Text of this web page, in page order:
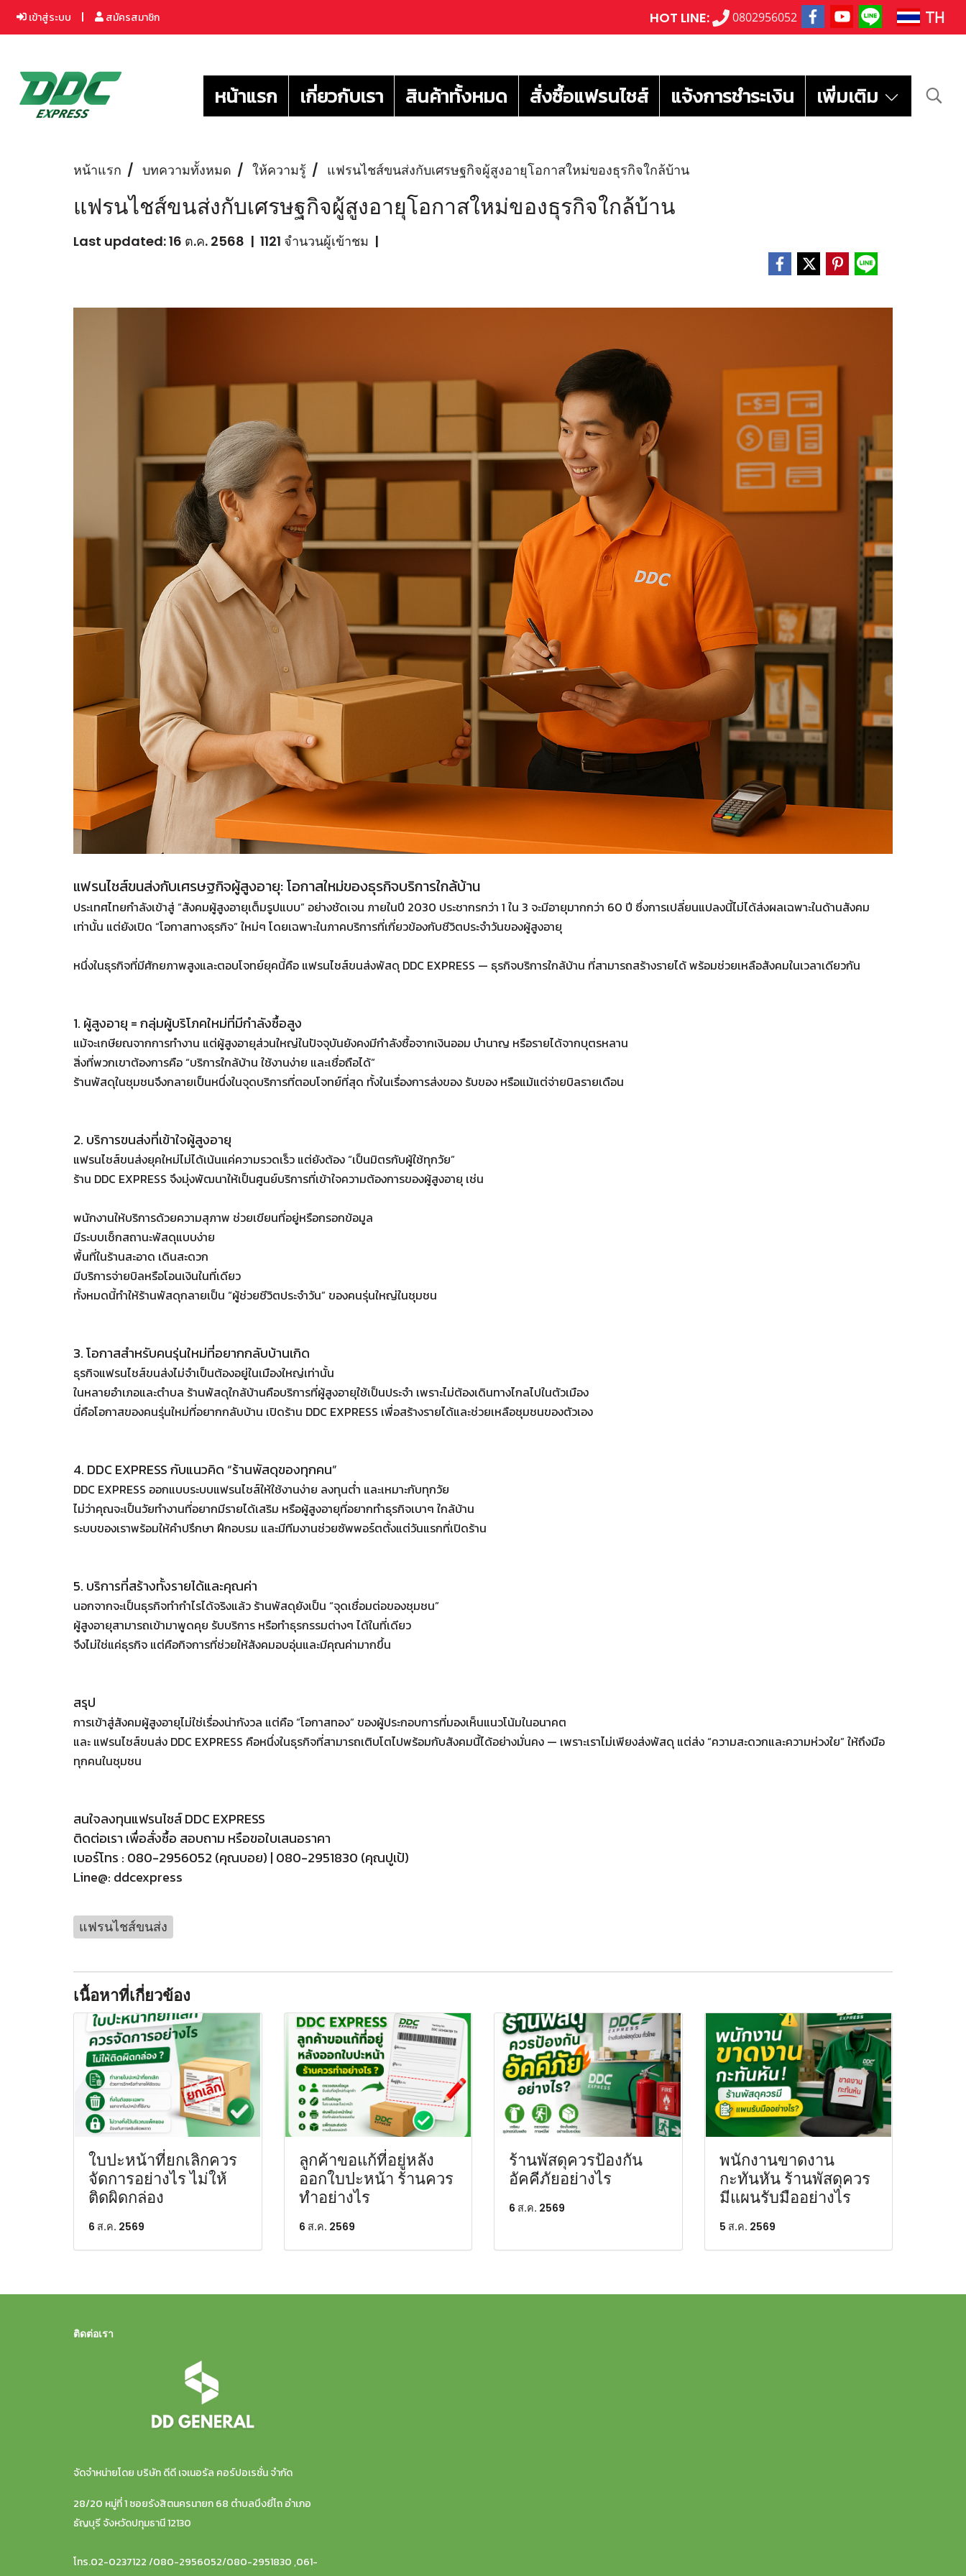
เข้าสู่ระบบ สมัครสมาชิก HOT LINE: 0802956052 TH
หน้าแรก เกี่ยวกับเรา สินค้าทั้งหมด สั่งซื้อแฟรนไชส์ แจ้งการชำระเงิน เพิ่มเติม
หน้าแรก บทความทั้งหมด ให้ความรู้ แฟรนไชส์ขนส่งกับเศรษฐกิจผู้สูงอายุโอกาสใหม่ของธุรกิจใกล้บ้าน
แฟรนไชส์ขนส่งกับเศรษฐกิจผู้สูงอายุโอกาสใหม่ของธุรกิจใกล้บ้าน
Last updated: 16 ต.ค. 2568 | 1121 จำนวนผู้เข้าชม |
แฟรนไชส์ขนส่งกับเศรษฐกิจผู้สูงอายุ: โอกาสใหม่ของธุรกิจบริการใกล้บ้าน
ประเทศไทยกำลังเข้าสู่ “สังคมผู้สูงอายุเต็มรูปแบบ” อย่างชัดเจน ภายในปี 2030 ประชากรกว่า 1 ใน 3 จะมีอายุมากกว่า 60 ปี ซึ่งการเปลี่ยนแปลงนี้ไม่ได้ส่งผลเฉพาะในด้านสังคม
เท่านั้น แต่ยังเปิด “โอกาสทางธุรกิจ” ใหม่ๆ โดยเฉพาะในภาคบริการที่เกี่ยวข้องกับชีวิตประจำวันของผู้สูงอายุ
หนึ่งในธุรกิจที่มีศักยภาพสูงและตอบโจทย์ยุคนี้คือ แฟรนไชส์ขนส่งพัสดุ DDC EXPRESS — ธุรกิจบริการใกล้บ้าน ที่สามารถสร้างรายได้ พร้อมช่วยเหลือสังคมในเวลาเดียวกัน
1. ผู้สูงอายุ = กลุ่มผู้บริโภคใหม่ที่มีกำลังซื้อสูง
แม้จะเกษียณจากการทำงาน แต่ผู้สูงอายุส่วนใหญ่ในปัจจุบันยังคงมีกำลังซื้อจากเงินออม บำนาญ หรือรายได้จากบุตรหลาน
สิ่งที่พวกเขาต้องการคือ “บริการใกล้บ้าน ใช้งานง่าย และเชื่อถือได้”
ร้านพัสดุในชุมชนจึงกลายเป็นหนึ่งในจุดบริการที่ตอบโจทย์ที่สุด ทั้งในเรื่องการส่งของ รับของ หรือแม้แต่จ่ายบิลรายเดือน
2. บริการขนส่งที่เข้าใจผู้สูงอายุ
แฟรนไชส์ขนส่งยุคใหม่ไม่ได้เน้นแค่ความรวดเร็ว แต่ยังต้อง “เป็นมิตรกับผู้ใช้ทุกวัย”
ร้าน DDC EXPRESS จึงมุ่งพัฒนาให้เป็นศูนย์บริการที่เข้าใจความต้องการของผู้สูงอายุ เช่น
พนักงานให้บริการด้วยความสุภาพ ช่วยเขียนที่อยู่หรือกรอกข้อมูล
มีระบบเช็กสถานะพัสดุแบบง่าย
พื้นที่ในร้านสะอาด เดินสะดวก
มีบริการจ่ายบิลหรือโอนเงินในที่เดียว
ทั้งหมดนี้ทำให้ร้านพัสดุกลายเป็น “ผู้ช่วยชีวิตประจำวัน” ของคนรุ่นใหญ่ในชุมชน
3. โอกาสสำหรับคนรุ่นใหม่ที่อยากกลับบ้านเกิด
ธุรกิจแฟรนไชส์ขนส่งไม่จำเป็นต้องอยู่ในเมืองใหญ่เท่านั้น
ในหลายอำเภอและตำบล ร้านพัสดุใกล้บ้านคือบริการที่ผู้สูงอายุใช้เป็นประจำ เพราะไม่ต้องเดินทางไกลไปในตัวเมือง
นี่คือโอกาสของคนรุ่นใหม่ที่อยากกลับบ้าน เปิดร้าน DDC EXPRESS เพื่อสร้างรายได้และช่วยเหลือชุมชนของตัวเอง
4. DDC EXPRESS กับแนวคิด “ร้านพัสดุของทุกคน”
DDC EXPRESS ออกแบบระบบแฟรนไชส์ให้ใช้งานง่าย ลงทุนต่ำ และเหมาะกับทุกวัย
ไม่ว่าคุณจะเป็นวัยทำงานที่อยากมีรายได้เสริม หรือผู้สูงอายุที่อยากทำธุรกิจเบาๆ ใกล้บ้าน
ระบบของเราพร้อมให้คำปรึกษา ฝึกอบรม และมีทีมงานช่วยซัพพอร์ตตั้งแต่วันแรกที่เปิดร้าน
5. บริการที่สร้างทั้งรายได้และคุณค่า
นอกจากจะเป็นธุรกิจทำกำไรได้จริงแล้ว ร้านพัสดุยังเป็น “จุดเชื่อมต่อของชุมชน”
ผู้สูงอายุสามารถเข้ามาพูดคุย รับบริการ หรือทำธุรกรรมต่างๆ ได้ในที่เดียว
จึงไม่ใช่แค่ธุรกิจ แต่คือกิจการที่ช่วยให้สังคมอบอุ่นและมีคุณค่ามากขึ้น
สรุป
การเข้าสู่สังคมผู้สูงอายุไม่ใช่เรื่องน่ากังวล แต่คือ “โอกาสทอง” ของผู้ประกอบการที่มองเห็นแนวโน้มในอนาคต
และ แฟรนไชส์ขนส่ง DDC EXPRESS คือหนึ่งในธุรกิจที่สามารถเติบโตไปพร้อมกับสังคมนี้ได้อย่างมั่นคง — เพราะเราไม่เพียงส่งพัสดุ แต่ส่ง “ความสะดวกและความห่วงใย” ให้ถึงมือ
ทุกคนในชุมชน
สนใจลงทุนแฟรนไชส์ DDC EXPRESS
ติดต่อเรา เพื่อสั่งซื้อ สอบถาม หรือขอใบเสนอราคา
เบอร์โทร : 080-2956052 (คุณบอย) | 080-2951830 (คุณปูเป้)
Line@: ddcexpress
แฟรนไชส์ขนส่ง
เนื้อหาที่เกี่ยวข้อง
ใบปะหน้าที่ยกเลิกควร
จัดการอย่างไร ไม่ให้
ติดผิดกล่อง
6 ส.ค. 2569
ลูกค้าขอแก้ที่อยู่หลัง
ออกใบปะหน้า ร้านควร
ทำอย่างไร
6 ส.ค. 2569
ร้านพัสดุควรป้องกัน
อัคคีภัยอย่างไร
6 ส.ค. 2569
พนักงานขาดงาน
กะทันหัน ร้านพัสดุควร
มีแผนรับมืออย่างไร
5 ส.ค. 2569
ติดต่อเรา
จัดจำหน่ายโดย บริษัท ดีดี เจเนอรัล คอร์ปอเรชั่น จำกัด
28/20 หมู่ที่ 1 ซอยรังสิตนครนายก 68 ตำบลบึงยี่โถ อำเภอ
ธัญบุรี จังหวัดปทุมธานี 12130
โทร.02-0237122 /080-2956052/080-2951830 ,061-